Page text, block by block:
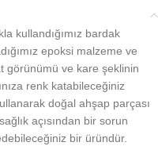
kullandığımız bardak
epoksi malzeme ve
görünümü ve kare şeklinin
renk katabileceğiniz
doğal ahşap parçası
açısından bir sorun
bir üründür.